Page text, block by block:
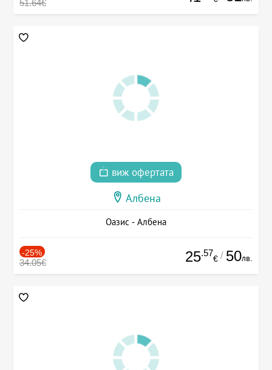
51.64€
виж офертата
Албена
Оазис - Албена
-25%
34.05€ 25.57
€ / 50лв.